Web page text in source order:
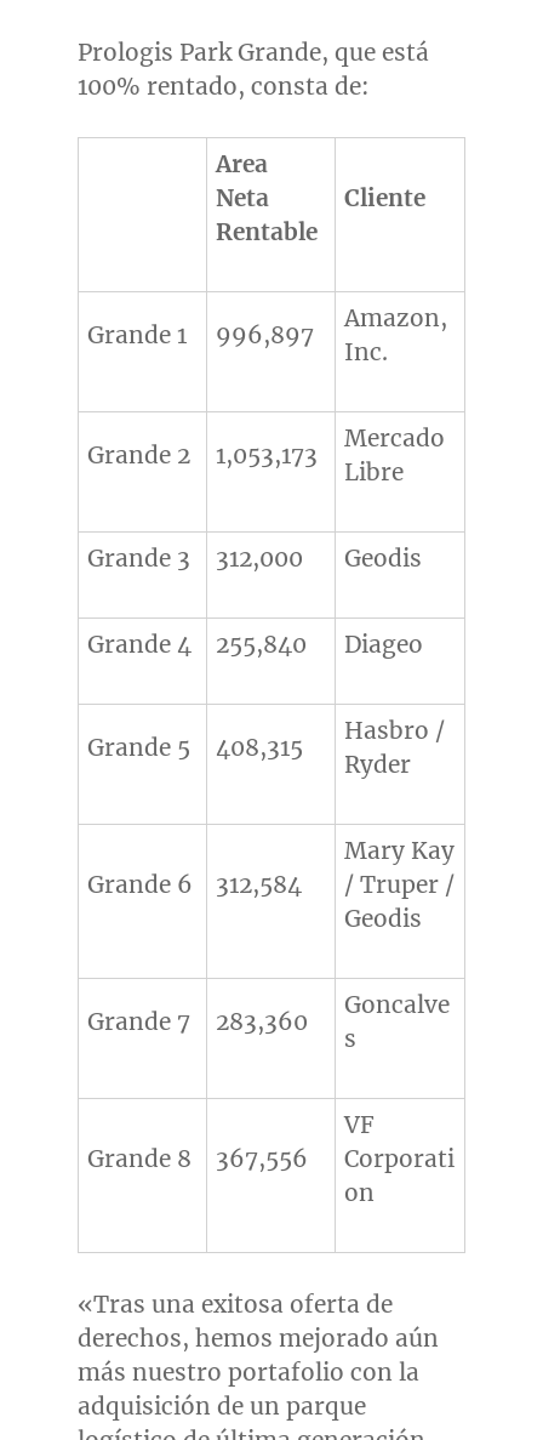
Prologis Park Grande, que está
100% rentado, consta de:
Area
Neta
Rentable
Cliente
Grande 1 996,897
Amazon,
Inc.
Grande 2 1,053,173
Mercado
Libre
Grande 3 312,000 Geodis
Grande 4 255,840 Diageo
Grande 5 408,315
Hasbro /
Ryder
Grande 6 312,584
Mary Kay
/ Truper /
Geodis
Grande 7 283,360
Goncalve
s
Grande 8 367,556
VF
Corporati
on
«Tras una exitosa oferta de
derechos, hemos mejorado aún
más nuestro portafolio con la
adquisición de un parque